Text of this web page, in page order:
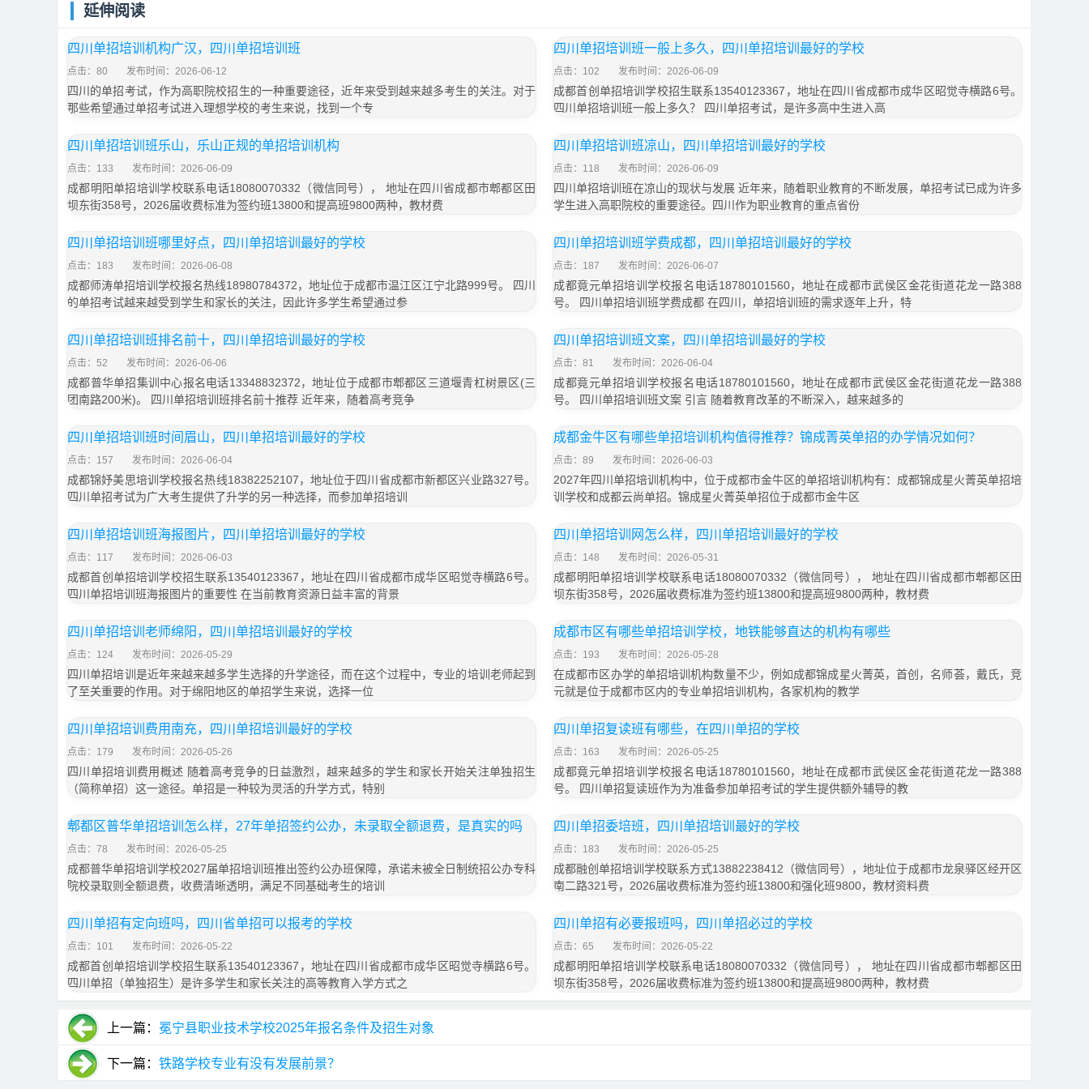
延伸阅读
四川单招培训机构广汉，四川单招培训班
点击：80 发布时间：2026-06-12
四川的单招考试，作为高职院校招生的一种重要途径，近年来受到越来越多考生的关注。对于
那些希望通过单招考试进入理想学校的考生来说，找到一个专
四川单招培训班一般上多久，四川单招培训最好的学校
点击：102 发布时间：2026-06-09
成都首创单招培训学校招生联系13540123367，地址在四川省成都市成华区昭觉寺横路6号。
四川单招培训班一般上多久？ 四川单招考试，是许多高中生进入高
四川单招培训班乐山，乐山正规的单招培训机构
点击：133 发布时间：2026-06-09
成都明阳单招培训学校联系电话18080070332（微信同号）， 地址在四川省成都市郫都区田
坝东街358号，2026届收费标准为签约班13800和提高班9800两种，教材费
四川单招培训班凉山，四川单招培训最好的学校
点击：118 发布时间：2026-06-09
四川单招培训班在凉山的现状与发展 近年来，随着职业教育的不断发展，单招考试已成为许多
学生进入高职院校的重要途径。四川作为职业教育的重点省份
四川单招培训班哪里好点，四川单招培训最好的学校
点击：183 发布时间：2026-06-08
成都师涛单招培训学校报名热线18980784372，地址位于成都市温江区江宁北路999号。 四川
的单招考试越来越受到学生和家长的关注，因此许多学生希望通过参
四川单招培训班学费成都，四川单招培训最好的学校
点击：187 发布时间：2026-06-07
成都竟元单招培训学校报名电话18780101560，地址在成都市武侯区金花街道花龙一路388
号。 四川单招培训班学费成都 在四川，单招培训班的需求逐年上升，特
四川单招培训班排名前十，四川单招培训最好的学校
点击：52 发布时间：2026-06-06
成都普华单招集训中心报名电话13348832372，地址位于成都市郫都区三道堰青杠树景区(三
团南路200米)。 四川单招培训班排名前十推荐 近年来，随着高考竞争
四川单招培训班文案，四川单招培训最好的学校
点击：81 发布时间：2026-06-04
成都竟元单招培训学校报名电话18780101560，地址在成都市武侯区金花街道花龙一路388
号。 四川单招培训班文案 引言 随着教育改革的不断深入，越来越多的
四川单招培训班时间眉山，四川单招培训最好的学校
点击：157 发布时间：2026-06-04
成都锦妤美思培训学校报名热线18382252107，地址位于四川省成都市新都区兴业路327号。
四川单招考试为广大考生提供了升学的另一种选择，而参加单招培训
成都金牛区有哪些单招培训机构值得推荐？锦成菁英单招的办学情况如何？
点击：89 发布时间：2026-06-03
2027年四川单招培训机构中，位于成都市金牛区的单招培训机构有：成都锦成星火菁英单招培
训学校和成都云尚单招。锦成星火菁英单招位于成都市金牛区
四川单招培训班海报图片，四川单招培训最好的学校
点击：117 发布时间：2026-06-03
成都首创单招培训学校招生联系13540123367，地址在四川省成都市成华区昭觉寺横路6号。
四川单招培训班海报图片的重要性 在当前教育资源日益丰富的背景
四川单招培训网怎么样，四川单招培训最好的学校
点击：148 发布时间：2026-05-31
成都明阳单招培训学校联系电话18080070332（微信同号）， 地址在四川省成都市郫都区田
坝东街358号，2026届收费标准为签约班13800和提高班9800两种，教材费
四川单招培训老师绵阳，四川单招培训最好的学校
点击：124 发布时间：2026-05-29
四川单招培训是近年来越来越多学生选择的升学途径，而在这个过程中，专业的培训老师起到
了至关重要的作用。对于绵阳地区的单招学生来说，选择一位
成都市区有哪些单招培训学校，地铁能够直达的机构有哪些
点击：193 发布时间：2026-05-28
在成都市区办学的单招培训机构数量不少，例如成都锦成星火菁英，首创，名师荟，戴氏，竞
元就是位于成都市区内的专业单招培训机构，各家机构的教学
四川单招培训费用南充，四川单招培训最好的学校
点击：179 发布时间：2026-05-26
四川单招培训费用概述 随着高考竞争的日益激烈，越来越多的学生和家长开始关注单独招生
（简称单招）这一途径。单招是一种较为灵活的升学方式，特别
四川单招复读班有哪些，在四川单招的学校
点击：163 发布时间：2026-05-25
成都竟元单招培训学校报名电话18780101560，地址在成都市武侯区金花街道花龙一路388
号。 四川单招复读班作为为准备参加单招考试的学生提供额外辅导的教
郫都区普华单招培训怎么样，27年单招签约公办，未录取全额退费，是真实的吗
点击：78 发布时间：2026-05-25
成都普华单招培训学校2027届单招培训班推出签约公办班保障，承诺未被全日制统招公办专科
院校录取则全额退费，收费清晰透明，满足不同基础考生的培训
四川单招委培班，四川单招培训最好的学校
点击：183 发布时间：2026-05-25
成都融创单招培训学校联系方式13882238412（微信同号），地址位于成都市龙泉驿区经开区
南二路321号，2026届收费标准为签约班13800和强化班9800，教材资料费
四川单招有定向班吗，四川省单招可以报考的学校
点击：101 发布时间：2026-05-22
成都首创单招培训学校招生联系13540123367，地址在四川省成都市成华区昭觉寺横路6号。
四川单招（单独招生）是许多学生和家长关注的高等教育入学方式之
四川单招有必要报班吗，四川单招必过的学校
点击：65 发布时间：2026-05-22
成都明阳单招培训学校联系电话18080070332（微信同号）， 地址在四川省成都市郫都区田
坝东街358号，2026届收费标准为签约班13800和提高班9800两种，教材费
上一篇： 冕宁县职业技术学校2025年报名条件及招生对象
下一篇： 铁路学校专业有没有发展前景？